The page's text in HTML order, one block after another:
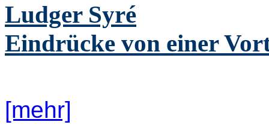
Ludger Syré
Eindrücke von einer
[mehr]